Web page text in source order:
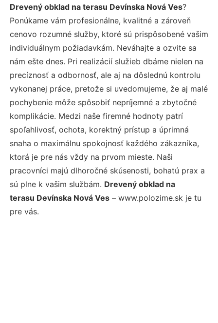
Drevený obklad na terasu Devínska Nová Ves?
Ponúkame vám profesionálne, kvalitné a zároveň
cenovo rozumné služby, ktoré sú prispôsobené vašim
individuálnym požiadavkám. Neváhajte a ozvite sa
nám ešte dnes. Pri realizácií služieb dbáme nielen na
precíznosť a odbornosť, ale aj na dôslednú kontrolu
vykonanej práce, pretože si uvedomujeme, že aj malé
pochybenie môže spôsobiť nepríjemné a zbytočné
komplikácie. Medzi naše firemné hodnoty patrí
spoľahlivosť, ochota, korektný prístup a úprimná
snaha o maximálnu spokojnosť každého zákazníka,
ktorá je pre nás vždy na prvom mieste. Naši
pracovníci majú dlhoročné skúsenosti, bohatú prax a
sú plne k vašim službám. Drevený obklad na
terasu Devínska Nová Ves – www.polozime.sk je tu
pre vás.